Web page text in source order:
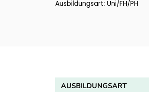
Ausbildungsart: Uni/FH/PH
AUSBILDUNGSART